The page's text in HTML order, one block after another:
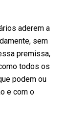
aderem a
sem
premissa,
todos os
podem ou
e com o